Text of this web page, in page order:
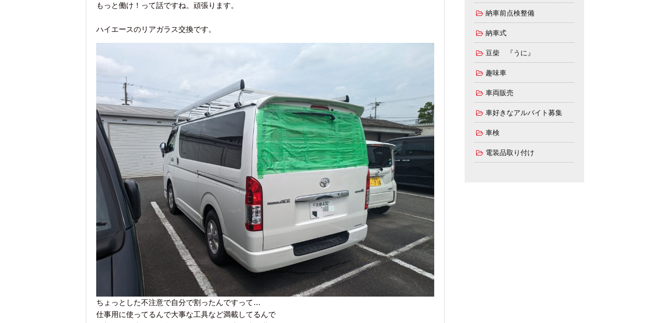
もっと働け！って話ですね。頑張ります。
ハイエースのリアガラス交換です。
ちょっとした不注意で自分で割ったんですって…
仕事用に使ってるんで大事な工具など満載してるんで
納車前点検整備
納車式
豆柴 『うに』
趣味車
車両販売
車好きなアルバイト募集
車検
電装品取り付け